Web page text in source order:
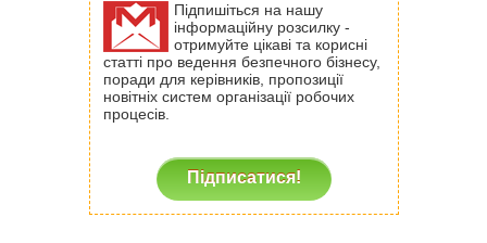
Підпишіться на нашу
інформаційну розсилку -
отримуйте цікаві та корисні
статті про ведення безпечного бізнесу,
поради для керівників, пропозиції
новітніх систем організації робочих
процесів.
Підписатися!